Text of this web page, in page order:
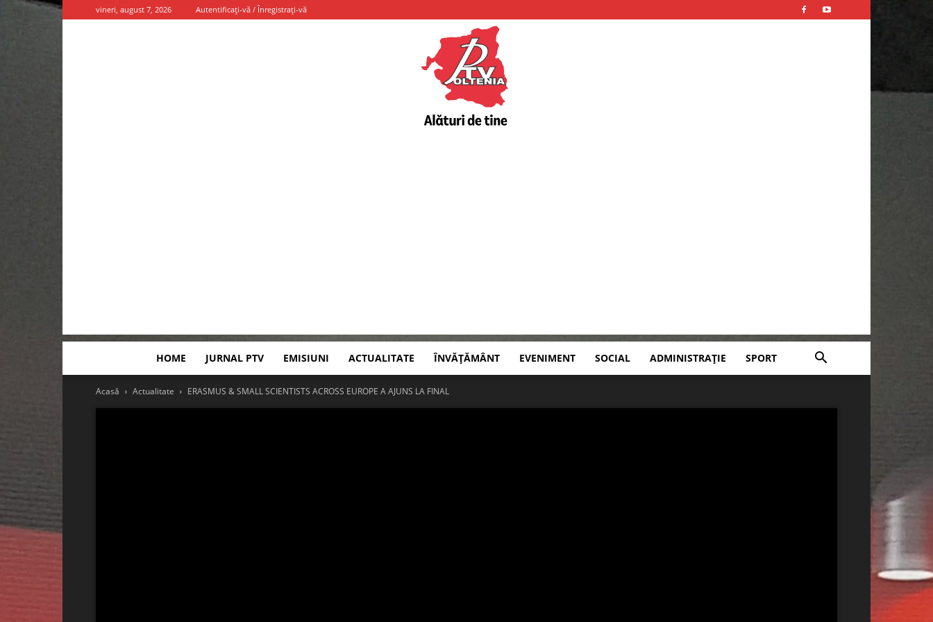
vineri, august 7, 2026 Autentificați-vă / Înregistrați-vă
HOME JURNAL PTV EMISIUNI ACTUALITATE ÎNVĂȚĂMÂNT EVENIMENT SOCIAL ADMINISTRAȚIE SPORT
Acasă Actualitate ERASMUS & SMALL SCIENTISTS ACROSS EUROPE A AJUNS LA FINAL